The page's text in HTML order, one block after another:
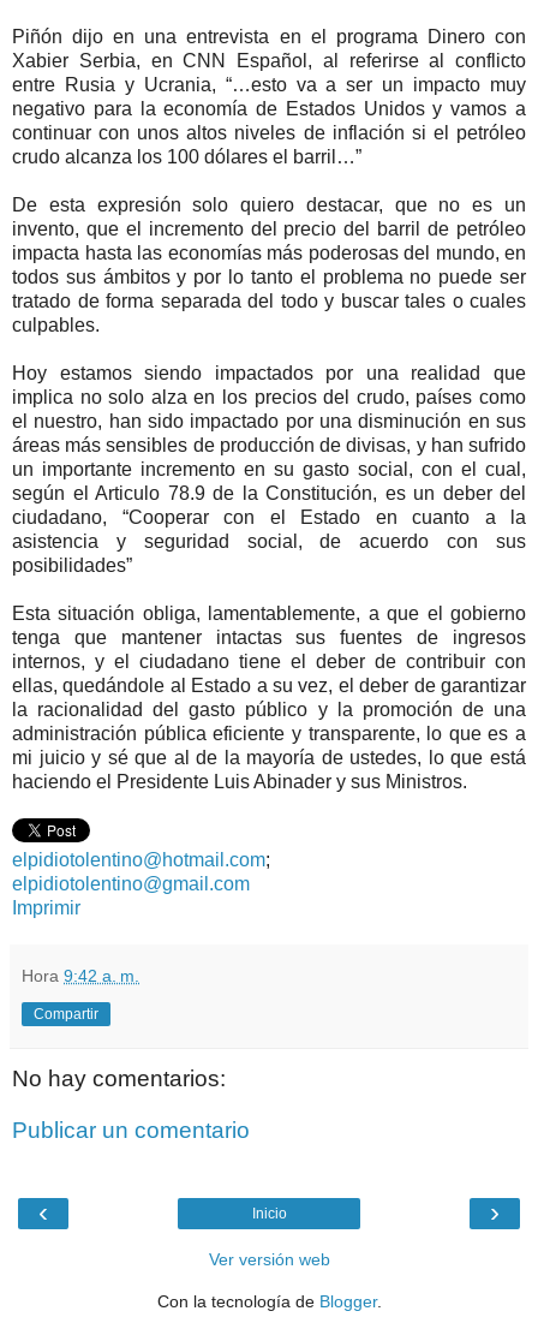
Piñón dijo en una entrevista en el programa Dinero con
Xabier Serbia, en CNN Español, al referirse al conflicto
entre Rusia y Ucrania, “…esto va a ser un impacto muy
negativo para la economía de Estados Unidos y vamos a
continuar con unos altos niveles de inflación si el petróleo
crudo alcanza los 100 dólares el barril…”
De esta expresión solo quiero destacar, que no es un
invento, que el incremento del precio del barril de petróleo
impacta hasta las economías más poderosas del mundo, en
todos sus ámbitos y por lo tanto el problema no puede ser
tratado de forma separada del todo y buscar tales o cuales
culpables.
Hoy estamos siendo impactados por una realidad que
implica no solo alza en los precios del crudo, países como
el nuestro, han sido impactado por una disminución en sus
áreas más sensibles de producción de divisas, y han sufrido
un importante incremento en su gasto social, con el cual,
según el Articulo 78.9 de la Constitución, es un deber del
ciudadano, “Cooperar con el Estado en cuanto a la
asistencia y seguridad social, de acuerdo con sus
posibilidades”
Esta situación obliga, lamentablemente, a que el gobierno
tenga que mantener intactas sus fuentes de ingresos
internos, y el ciudadano tiene el deber de contribuir con
ellas, quedándole al Estado a su vez, el deber de garantizar
la racionalidad del gasto público y la promoción de una
administración pública eficiente y transparente, lo que es a
mi juicio y sé que al de la mayoría de ustedes, lo que está
haciendo el Presidente Luis Abinader y sus Ministros.
elpidiotolentino@hotmail.com;
elpidiotolentino@gmail.com
Imprimir
Hora 9:42 a. m.
Compartir
No hay comentarios:
Publicar un comentario
‹ ›
Inicio
Ver versión web
Con la tecnología de Blogger.